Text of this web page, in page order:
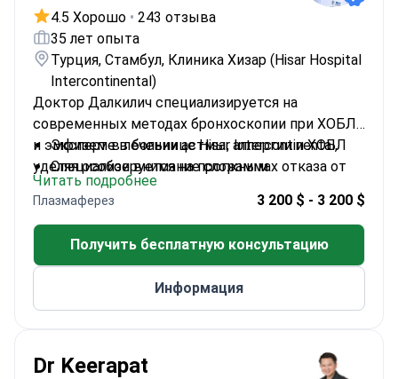
4.5 Хорошо • 243 отзыва
35 лет опыта
Турция, Стамбул, Клиника Хизар (Hisar Hospital
Intercontinental)
Доктор Далкилич специализируется на
современных методах бронхоскопии при ХОБЛ
и эмфиземе в больнице Hisar Intercontinental,
уделяя особое внимание сложным
респираторным заболеваниям.
Эксперт в лечении астмы, аллергии и ХОБЛ
Специализируется на программах отказа от
курения
Опытен в лечении рака легких и расстройств
сна
Опыт работы в реанимации при
респираторных заболеваниях
Читать подробнее
Плазмаферез 3 200 $ - 3 200 $
Получить бесплатную консультацию
Информация
Dr Keerapat